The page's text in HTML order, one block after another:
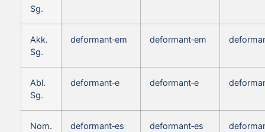
Sg.
Akk.
Sg.
deformant‑em deformant‑em
Abl.
Sg.
deformant‑e deformant‑e
Nom.
deformant‑es deformant‑es